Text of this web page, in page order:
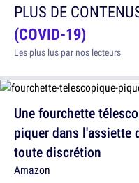
PLUS DE
(COVID-19)
Les plus lus par nos lecteurs
Une fourchette
piquer dans l'assiette
toute discrétion
Amazon